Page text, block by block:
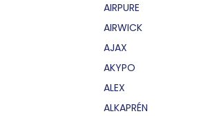
AIRPURE
AIRWICK
AJAX
AKYPO
ALEX
ALKAPRÉN